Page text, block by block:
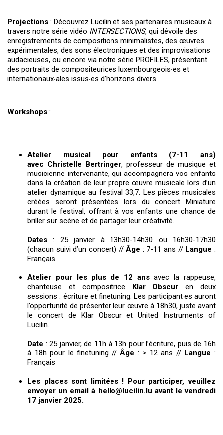
Projections : Découvrez Lucilin et ses partenaires musicaux à
travers notre série vidéo INTERSECTIONS, qui dévoile des
enregistrements de compositions minimalistes, des œuvres
expérimentales, des sons électroniques et des improvisations
audacieuses, ou encore via notre série PROFILES, présentant
des portraits de compositeurices luxembourgeois‧es et
internationaux‧ales issus‧es d’horizons divers.
Workshops :
Atelier musical pour enfants (7-11 ans)
avec Christelle Bertringer, professeur de musique et
musicienne-intervenante, qui accompagnera vos enfants
dans la création de leur propre œuvre musicale lors d’un
atelier dynamique au festival 33,7. Les pièces musicales
créées seront présentées lors du concert Miniature
durant le festival, offrant à vos enfants une chance de
briller sur scène et de partager leur créativité.
Dates : 25 janvier à 13h30-14h30 ou 16h30-17h30
(chacun suivi d’un concert) //Âge : 7-11 ans // Langue :
Français
Atelier pour les plus de 12 ansavec la rappeuse,
chanteuse et compositrice Klar Obscuren deux
sessions : écriture et finetuning. Les participant·es auront
l’opportunité de présenter leur œuvre à 18h30, juste avant
le concert de Klar Obscur et United Instruments of
Lucilin.
Date : 25 janvier, de 11h à 13h pour l’écriture, puis de 16h
à 18h pour le finetuning //Âge : > 12 ans // Langue :
Français
Les places sont limitées ! Pour participer, veuillez
envoyer un email à hello@lucilin.lu avant le vendredi
17 janvier 2025.